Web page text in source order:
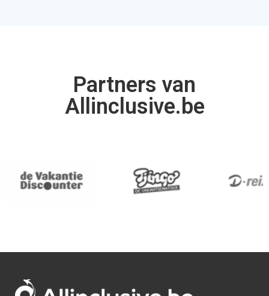
Partners van
Allinclusive.be